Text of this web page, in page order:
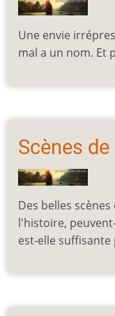
Une envie
mal a un nom. Et
Scènes
Des belles
l'histoire,
est-elle